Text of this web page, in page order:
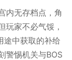
内无存档点，角
玩家不必气馁，
途中获取的补给
警惕机关与BOS